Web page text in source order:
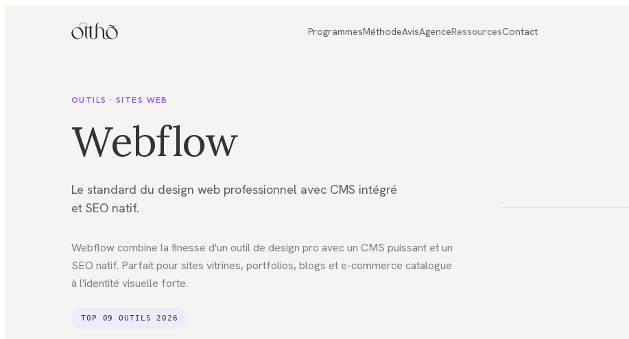
ProgrammesMéthodeAvisAgenceRessourcesContact
OUTILS · SITES WEB
Webflow
Le standard du design web professionnel avec CMS intégré
et SEO natif.
Webflow combine la finesse d'un outil de design pro avec un CMS puissant et un
SEO natif. Parfait pour sites vitrines, portfolios, blogs et e-commerce catalogue
à l'identité visuelle forte.
TOP 09 OUTILS 2026